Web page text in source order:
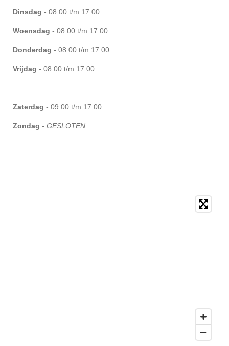
Dinsdag - 08:00 t/m 17:00
Woensdag - 08:00 t/m 17:00
Donderdag - 08:00 t/m 17:00
Vrijdag - 08:00 t/m 17:00
Zaterdag - 09:00 t/m 17:00
Zondag - GESLOTEN